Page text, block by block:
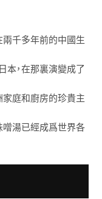
兩千多年前的中國生
，在那裏演變成了
家庭和廚房的珍貴主
噌湯已經成爲世界各